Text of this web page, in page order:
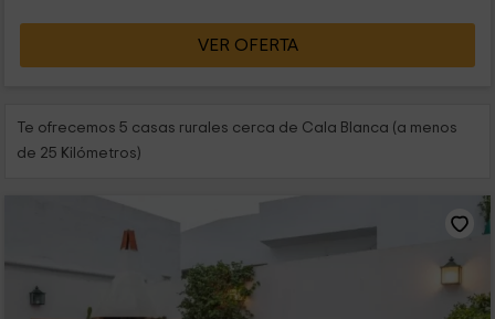
VER OFERTA
Te ofrecemos 5 casas rurales cerca de Cala Blanca (a menos
de 25 Kilómetros)